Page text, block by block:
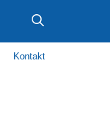
Kontakt